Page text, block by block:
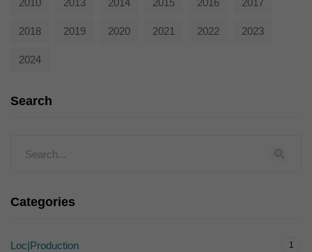
2010 2013 2014 2015 2016 2017
2018 2019 2020 2021 2022 2023
2024
Search
Categories
Loc|Production 1